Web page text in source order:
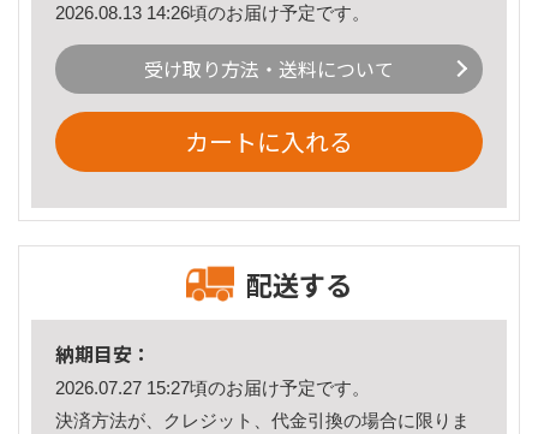
2026.08.13 14:26頃のお届け予定です。
受け取り方法・送料について
カートに入れる
配送する
納期目安：
2026.07.27 15:27頃のお届け予定です。
決済方法が、クレジット、代金引換の場合に限りま